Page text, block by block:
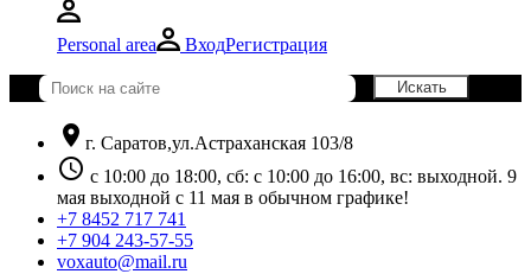
Personal area ВходРегистрация
location_on г. Саратов,ул.Астраханская 103/8
schedule с 10:00 до 18:00, сб: с 10:00 до 16:00, вс: выходной. 9
мая выходной с 11 мая в обычном графике!
+7 8452 717 741
+7 904 243-57-55
voxauto@mail.ru